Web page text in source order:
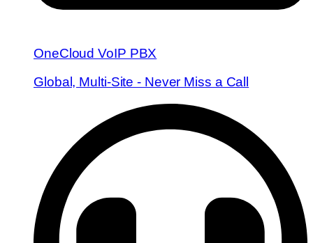
OneCloud VoIP PBX
Global, Multi-Site - Never Miss a Call